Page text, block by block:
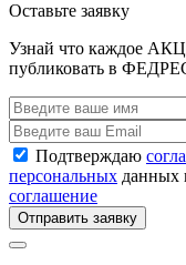
Оставьте заявку
Узнай что каждое
публиковать в
Подтверждаю
персональных данных
соглашение
Отправить заявку